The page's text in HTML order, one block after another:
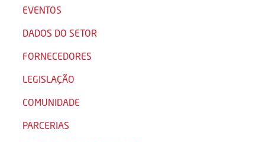
EVENTOS
DADOS DO SETOR
FORNECEDORES
LEGISLAÇÃO
COMUNIDADE
PARCERIAS